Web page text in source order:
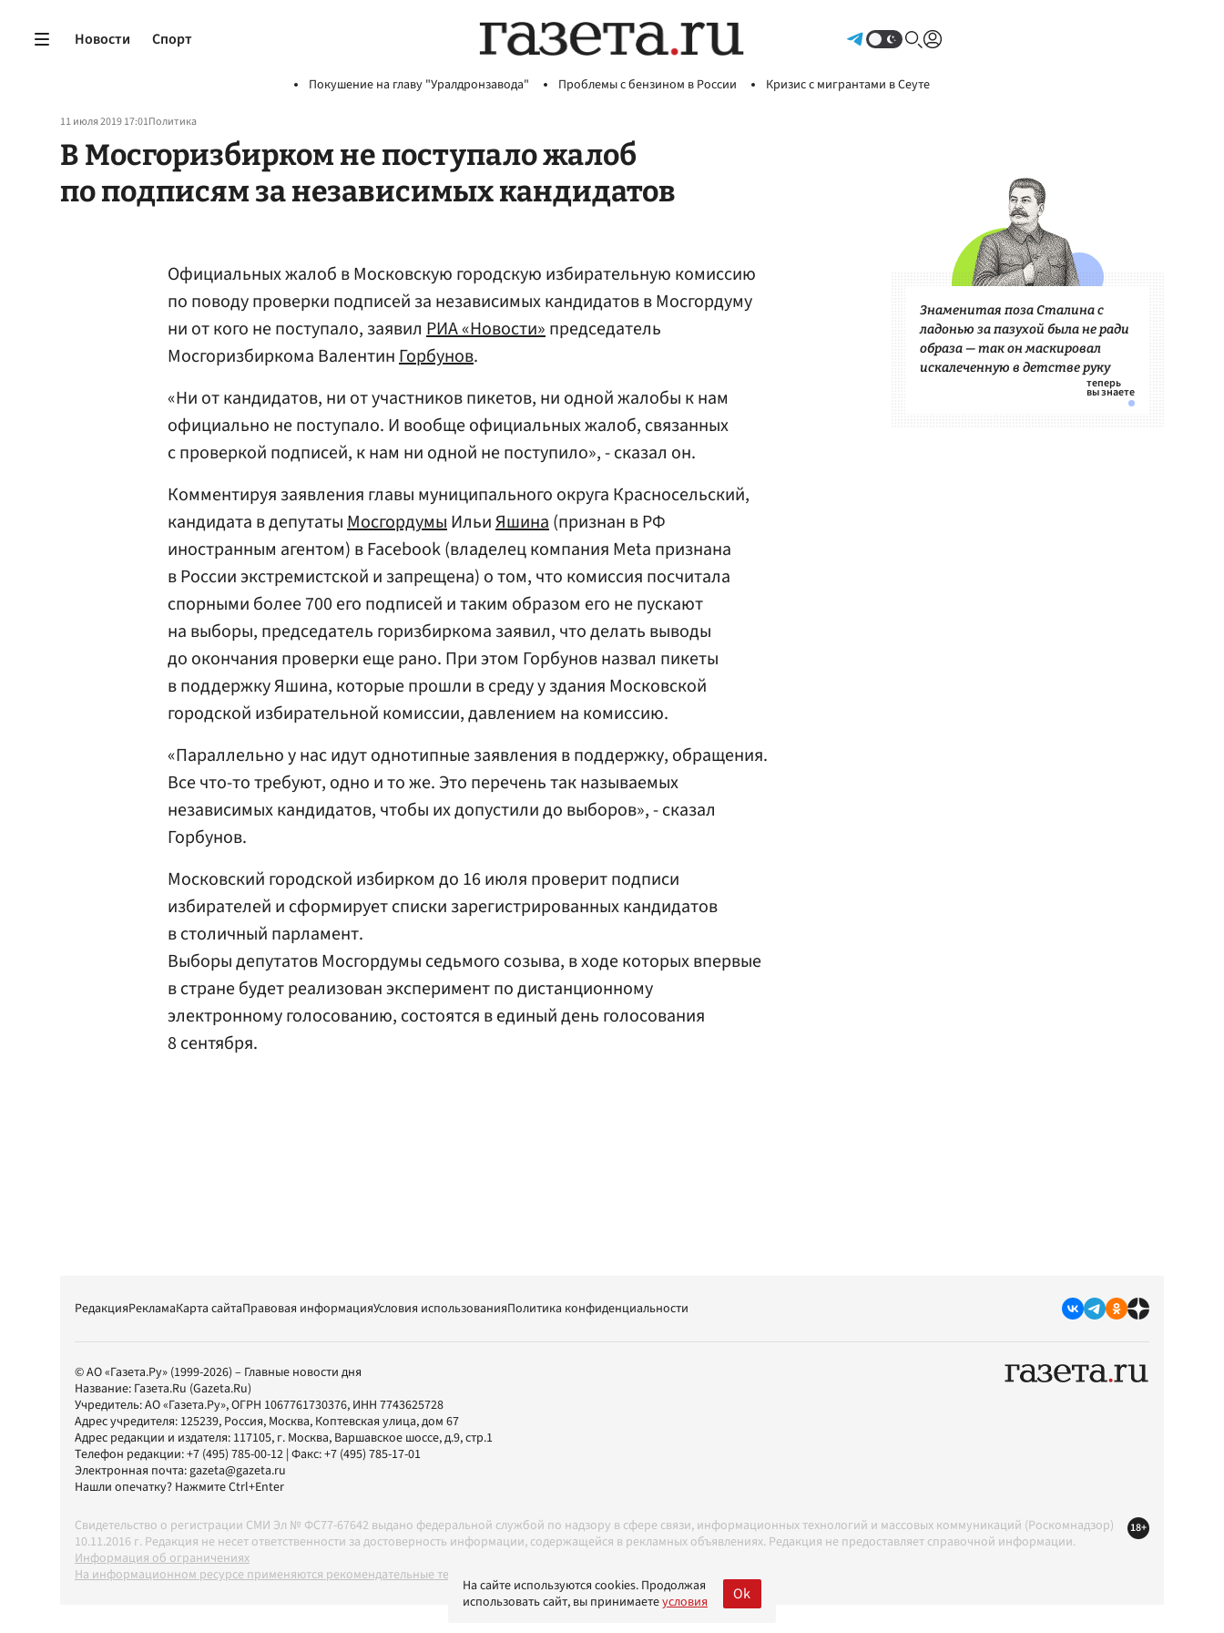
Новости Спорт
Покушение на главу "Уралдронзавода" Проблемы с бензином в России Кризис с мигрантами в Сеуте
11 июля 2019 17:01Политика
В Мосгоризбирком не поступало жалоб
по подписям за независимых кандидатов
Официальных жалоб в Московскую городскую избирательную комиссию
по поводу проверки подписей за независимых кандидатов в Мосгордуму
ни от кого не поступало, заявил РИА «Новости»председатель
Мосгоризбиркома ВалентинГорбунов.
«Ни от кандидатов, ни от участников пикетов, ни одной жалобы к нам
официально не поступало. И вообще официальных жалоб, связанных
с проверкой подписей, к нам ни одной не поступило», - сказал он.
Комментируя заявления главы муниципального округа Красносельский,
кандидата в депутатыМосгордумыИльиЯшина(признан в РФ
иностранным агентом) в Facebook (владелец компания Meta признана
в России экстремистской и запрещена) о том, что комиссия посчитала
спорными более 700 его подписей и таким образом его не пускают
на выборы, председатель горизбиркома заявил, что делать выводы
до окончания проверки еще рано. При этом Горбунов назвал пикеты
в поддержку Яшина, которые прошли в среду у здания Московской
городской избирательной комиссии, давлением на комиссию.
«Параллельно у нас идут однотипные заявления в поддержку, обращения.
Все что-то требуют, одно и то же. Это перечень так называемых
независимых кандидатов, чтобы их допустили до выборов», - сказал
Горбунов.
Московский городской избирком до 16 июля проверит подписи
избирателей и сформирует списки зарегистрированных кандидатов
в столичный парламент.
Выборы депутатов Мосгордумы седьмого созыва, в ходе которых впервые
в стране будет реализован эксперимент по дистанционному
электронному голосованию, состоятся в единый день голосования
8 сентября.
Знаменитая поза Сталина с
ладонью за пазухой была не ради
образа — так он маскировал
искалеченную в детстве руку
РедакцияРекламаКарта сайтаПравовая информацияУсловия использованияПолитика конфиденциальности
© АО «Газета.Ру» (1999-2026) – Главные новости дня
Название: Газета.Ru (Gazeta.Ru)
Учредитель:АО «Газета.Ру», ОГРН 1067761730376, ИНН 7743625728
Адрес учредителя: 125239, Россия, Москва, Коптевская улица, дом 67
Адрес редакции и издателя: 117105, г. Москва, Варшавское шоссе, д.9, стр.1
Телефон редакции:+7 (495) 785-00-12 | Факс:+7 (495) 785-17-01
Электронная почта:gazeta@gazeta.ru
Нашли опечатку? Нажмите Ctrl+Enter
Свидетельство о регистрации СМИ Эл № ФС77-67642 выдано федеральной службой по надзору в сфере связи, информационных технологий и массовых коммуникаций (Роскомнадзор)
10.11.2016 г. Редакция не несет ответственности за достоверность информации, содержащейся в рекламных объявлениях. Редакция не предоставляет справочной информации.
Информация об ограничениях
На информационном ресурсе применяются рекомендательные технологии в соответствии с Правилами
18+
На сайте используются cookies. Продолжая
использовать сайт, вы принимаетеусловия Ok